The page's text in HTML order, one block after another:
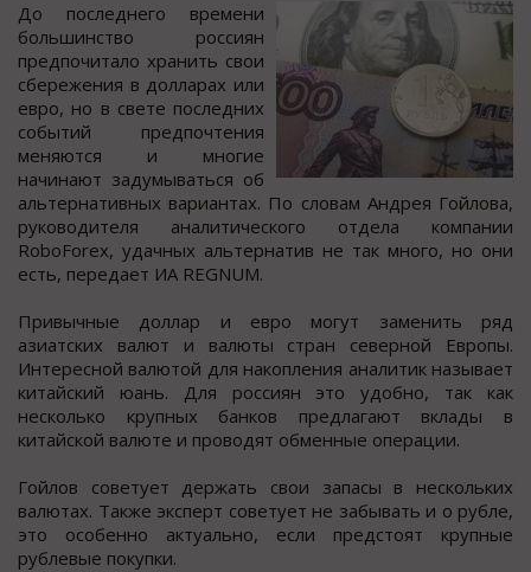
До последнего времени
большинство россиян
предпочитало хранить свои
сбережения в долларах или
евро, но в свете последних
событий предпочтения
меняются и многие
начинают задумываться об
альтернативных вариантах. По словам Андрея Гойлова,
руководителя аналитического отдела компании
RoboForex, удачных альтернатив не так много, но они
есть, передает ИА REGNUM.
Привычные доллар и евро могут заменить ряд
азиатских валют и валюты стран северной Европы.
Интересной валютой для накопления аналитик называет
китайский юань. Для россиян это удобно, так как
несколько крупных банков предлагают вклады в
китайской валюте и проводят обменные операции.
Гойлов советует держать свои запасы в нескольких
валютах. Также эксперт советует не забывать и о рубле,
это особенно актуально, если предстоят крупные
рублевые покупки.